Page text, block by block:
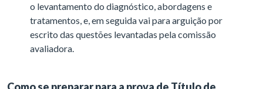
o levantamento do diagnóstico, abordagens e
tratamentos, e, em seguida vai para arguição por
escrito das questões levantadas pela comissão
avaliadora.